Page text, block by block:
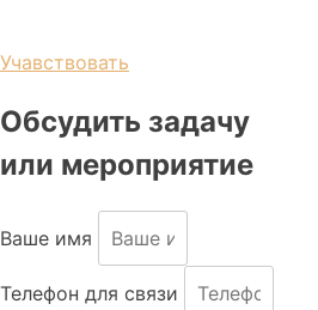
Учавствовать
Обсудить задачу
или мероприятие
Ваше имя
Телефон для связи